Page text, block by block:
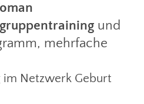
und
mehrfache
im Netzwerk Geburt